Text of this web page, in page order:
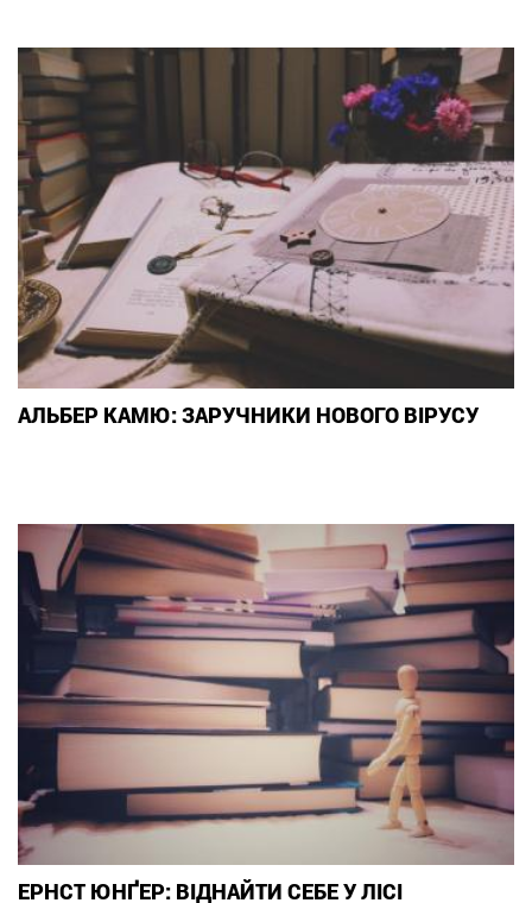
АЛЬБЕР КАМЮ: ЗАРУЧНИКИ НОВОГО ВІРУСУ
ЕРНСТ ЮНҐЕР: ВІДНАЙТИ СЕБЕ У ЛІСІ